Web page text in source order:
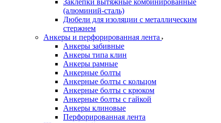
Заклепки вытяжные комбинированные
(алюминий-сталь)
Дюбели для изоляции с металлическим
стержнем
Анкеры и перфорированная лента
Анкеры забивные
Анкеры типа клин
Анкеры рамные
Анкерные болты
Анкерные болты с кольцом
Анкерные болты с крюком
Анкерные болты с гайкой
Анкеры клиновые
Перфорированная лента